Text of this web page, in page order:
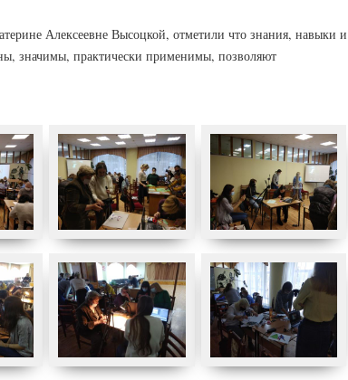
Алексеевне Высоцкой, отметили что знания, навыки и
значимы, практически применимы, позволяют